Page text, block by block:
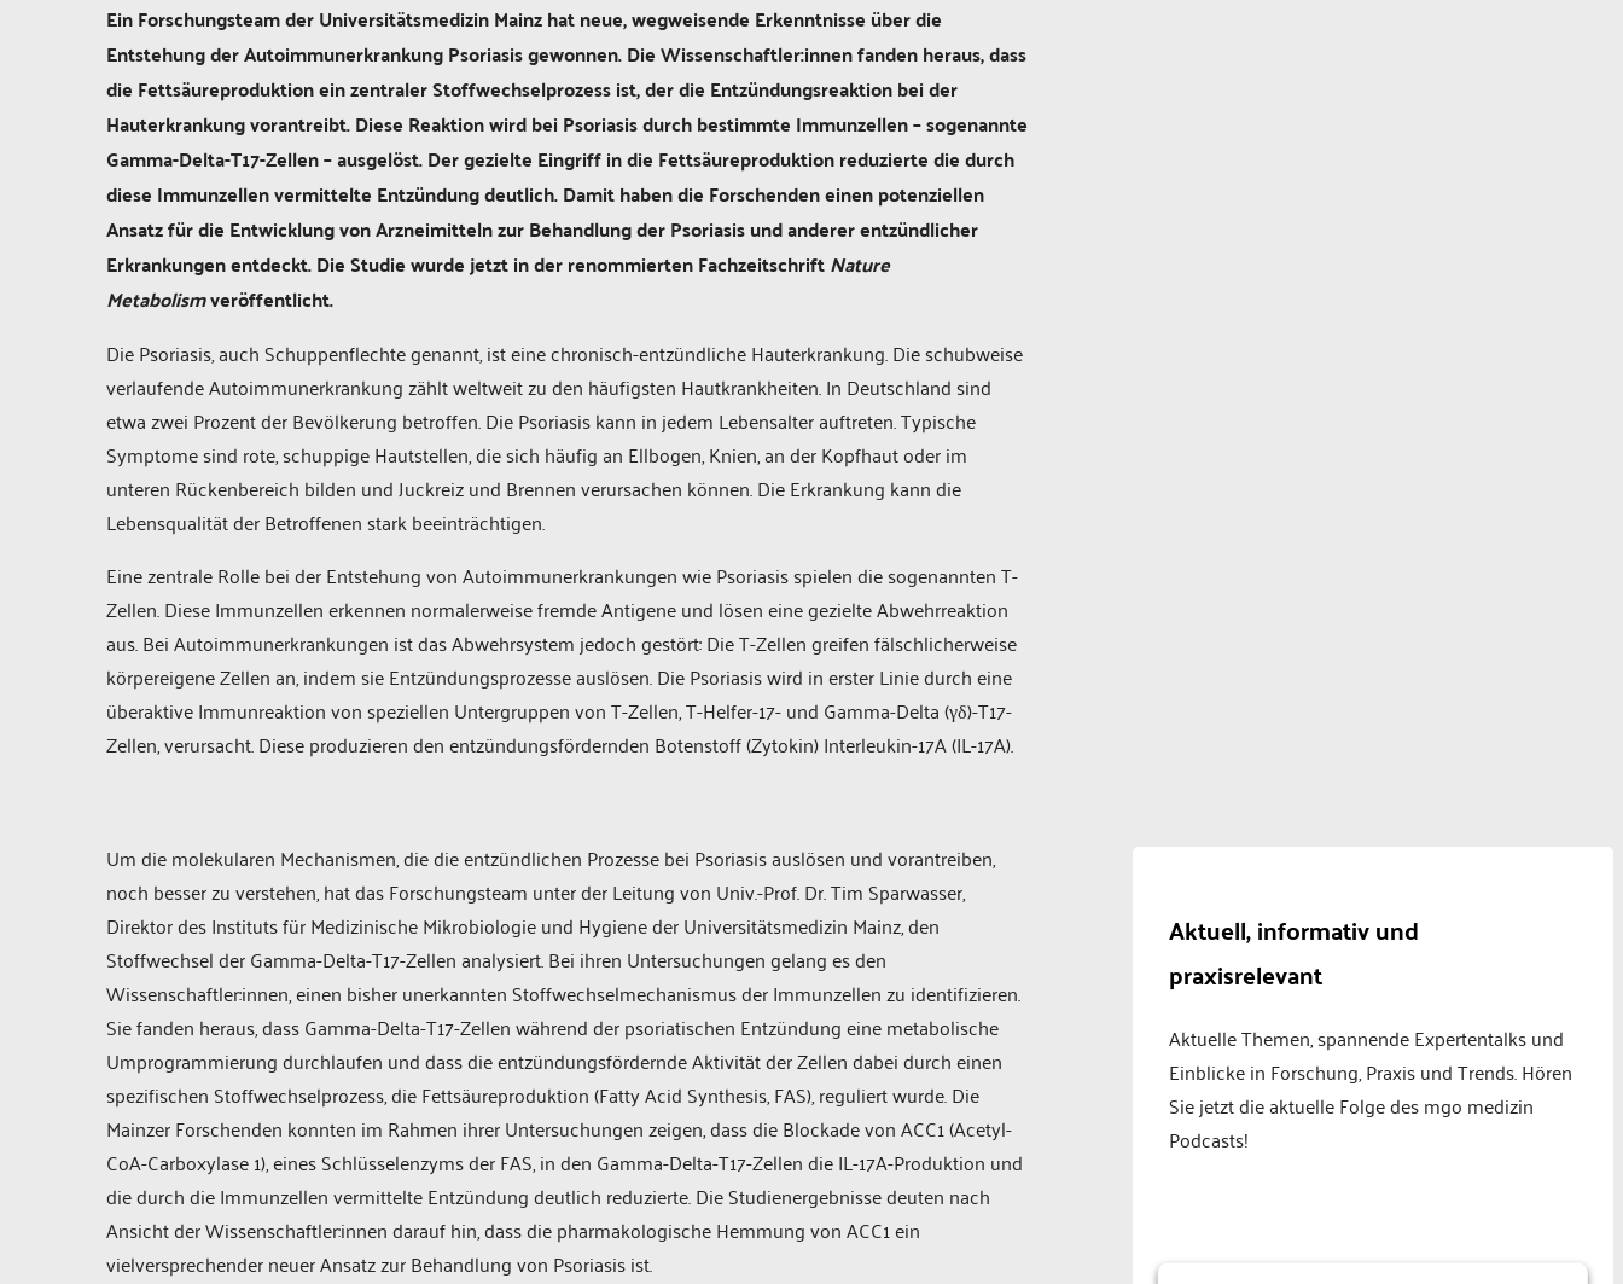
Ein Forschungsteam der Universitätsmedizin Mainz hat neue, wegweisende Erkenntnisse über die
Entstehung der Autoimmunerkrankung Psoriasis gewonnen. Die Wissenschaftler:innen fanden heraus, dass
die Fettsäureproduktion ein zentraler Stoffwechselprozess ist, der die Entzündungsreaktion bei der
Hauterkrankung vorantreibt. Diese Reaktion wird bei Psoriasis durch bestimmte Immunzellen – sogenannte
Gamma-Delta-T17-Zellen – ausgelöst. Der gezielte Eingriff in die Fettsäureproduktion reduzierte die durch
diese Immunzellen vermittelte Entzündung deutlich. Damit haben die Forschenden einen potenziellen
Ansatz für die Entwicklung von Arzneimitteln zur Behandlung der Psoriasis und anderer entzündlicher
Erkrankungen entdeckt. Die Studie wurde jetzt in der renommierten FachzeitschriftNature
Metabolismveröffentlicht.
Die Psoriasis, auch Schuppenflechte genannt, ist eine chronisch-entzündliche Hauterkrankung. Die schubweise
verlaufende Autoimmunerkrankung zählt weltweit zu den häufigsten Hautkrankheiten. In Deutschland sind
etwa zwei Prozent der Bevölkerung betroffen. Die Psoriasis kann in jedem Lebensalter auftreten. Typische
Symptome sind rote, schuppige Hautstellen, die sich häufig an Ellbogen, Knien, an der Kopfhaut oder im
unteren Rückenbereich bilden und Juckreiz und Brennen verursachen können. Die Erkrankung kann die
Lebensqualität der Betroffenen stark beeinträchtigen.
Eine zentrale Rolle bei der Entstehung von Autoimmunerkrankungen wie Psoriasis spielen die sogenannten T-
Zellen. Diese Immunzellen erkennen normalerweise fremde Antigene und lösen eine gezielte Abwehrreaktion
aus. Bei Autoimmunerkrankungen ist das Abwehrsystem jedoch gestört: Die T-Zellen greifen fälschlicherweise
körpereigene Zellen an, indem sie Entzündungsprozesse auslösen. Die Psoriasis wird in erster Linie durch eine
überaktive Immunreaktion von speziellen Untergruppen von T-Zellen, T-Helfer-17- und Gamma-Delta (γδ)-T17-
Zellen, verursacht. Diese produzieren den entzündungsfördernden Botenstoff (Zytokin) Interleukin-17A (IL-17A).
Um die molekularen Mechanismen, die die entzündlichen Prozesse bei Psoriasis auslösen und vorantreiben,
noch besser zu verstehen, hat das Forschungsteam unter der Leitung von Univ.-Prof. Dr. Tim Sparwasser,
Direktor des Instituts für Medizinische Mikrobiologie und Hygiene der Universitätsmedizin Mainz, den
Stoffwechsel der Gamma-Delta-T17-Zellen analysiert. Bei ihren Untersuchungen gelang es den
Wissenschaftler:innen, einen bisher unerkannten Stoffwechselmechanismus der Immunzellen zu identifizieren.
Sie fanden heraus, dass Gamma-Delta-T17-Zellen während der psoriatischen Entzündung eine metabolische
Umprogrammierung durchlaufen und dass die entzündungsfördernde Aktivität der Zellen dabei durch einen
spezifischen Stoffwechselprozess, die Fettsäureproduktion (Fatty Acid Synthesis, FAS), reguliert wurde. Die
Mainzer Forschenden konnten im Rahmen ihrer Untersuchungen zeigen, dass die Blockade von ACC1 (Acetyl-
CoA-Carboxylase 1), eines Schlüsselenzyms der FAS, in den Gamma-Delta-T17-Zellen die IL-17A-Produktion und
die durch die Immunzellen vermittelte Entzündung deutlich reduzierte. Die Studienergebnisse deuten nach
Ansicht der Wissenschaftler:innen darauf hin, dass die pharmakologische Hemmung von ACC1 ein
vielversprechender neuer Ansatz zur Behandlung von Psoriasis ist.
Aktuell, informativ und
praxisrelevant
Aktuelle Themen, spannende Expertentalks und
Einblicke in Forschung, Praxis und Trends. Hören
Sie jetzt die aktuelle Folge des mgo medizin
Podcasts!